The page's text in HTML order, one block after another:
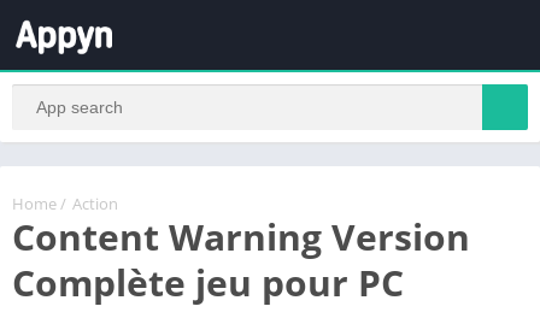
Home / Action
Content Warning Version
Complète jeu pour PC